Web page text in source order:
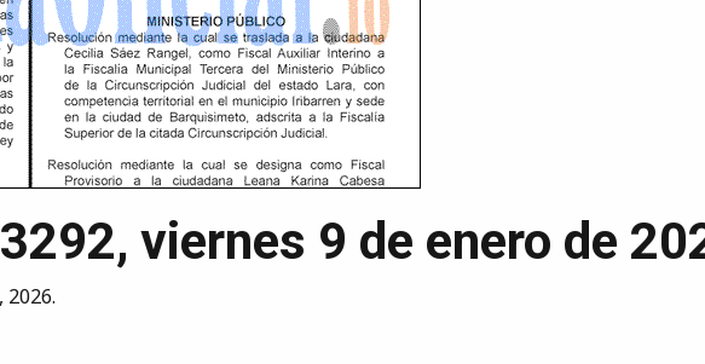
viernes 9 de enero de
2026.